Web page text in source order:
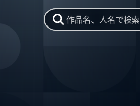
作品名、人名で検索